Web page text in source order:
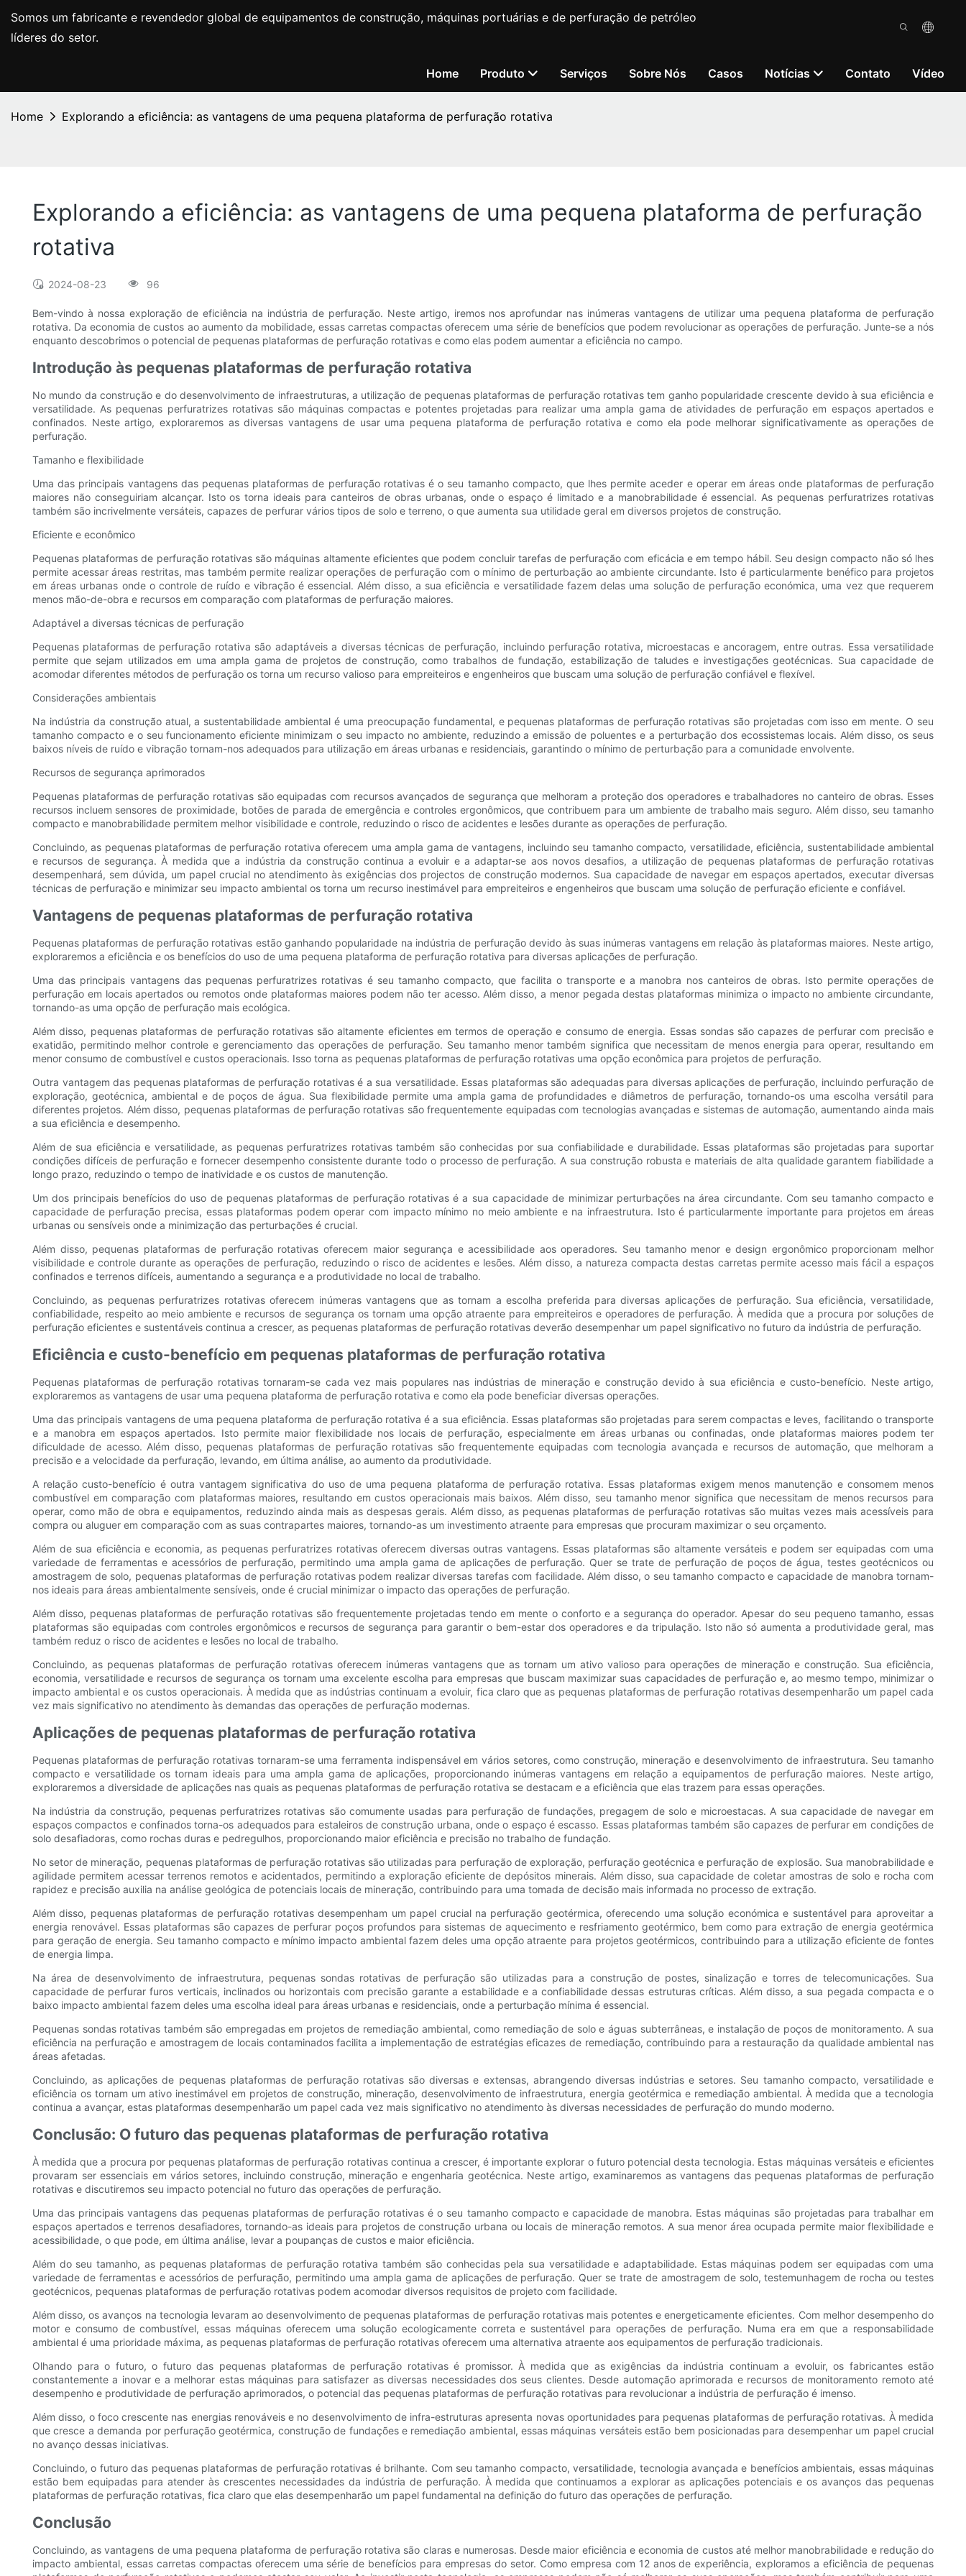
Somos um fabricante e revendedor global de equipamentos de construção, máquinas portuárias e de perfuração de petróleo
líderes do setor.
Home Produto Serviços Sobre Nós Casos Notícias Contato Vídeo
Home Explorando a eficiência: as vantagens de uma pequena plataforma de perfuração rotativa
Explorando a eficiência: as vantagens de uma pequena plataforma de perfuração
rotativa
2024-08-23 96
Bem-vindo à nossa exploração de eficiência na indústria de perfuração. Neste artigo, iremos nos aprofundar nas inúmeras vantagens de utilizar uma pequena plataforma de perfuração
rotativa. Da economia de custos ao aumento da mobilidade, essas carretas compactas oferecem uma série de benefícios que podem revolucionar as operações de perfuração. Junte-se a nós
enquanto descobrimos o potencial de pequenas plataformas de perfuração rotativas e como elas podem aumentar a eficiência no campo.
Introdução às pequenas plataformas de perfuração rotativa
No mundo da construção e do desenvolvimento de infraestruturas, a utilização de pequenas plataformas de perfuração rotativas tem ganho popularidade crescente devido à sua eficiência e
versatilidade. As pequenas perfuratrizes rotativas são máquinas compactas e potentes projetadas para realizar uma ampla gama de atividades de perfuração em espaços apertados e
confinados. Neste artigo, exploraremos as diversas vantagens de usar uma pequena plataforma de perfuração rotativa e como ela pode melhorar significativamente as operações de
perfuração.
Tamanho e flexibilidade
Uma das principais vantagens das pequenas plataformas de perfuração rotativas é o seu tamanho compacto, que lhes permite aceder e operar em áreas onde plataformas de perfuração
maiores não conseguiriam alcançar. Isto os torna ideais para canteiros de obras urbanas, onde o espaço é limitado e a manobrabilidade é essencial. As pequenas perfuratrizes rotativas
também são incrivelmente versáteis, capazes de perfurar vários tipos de solo e terreno, o que aumenta sua utilidade geral em diversos projetos de construção.
Eficiente e econômico
Pequenas plataformas de perfuração rotativas são máquinas altamente eficientes que podem concluir tarefas de perfuração com eficácia e em tempo hábil. Seu design compacto não só lhes
permite acessar áreas restritas, mas também permite realizar operações de perfuração com o mínimo de perturbação ao ambiente circundante. Isto é particularmente benéfico para projetos
em áreas urbanas onde o controle de ruído e vibração é essencial. Além disso, a sua eficiência e versatilidade fazem delas uma solução de perfuração económica, uma vez que requerem
menos mão-de-obra e recursos em comparação com plataformas de perfuração maiores.
Adaptável a diversas técnicas de perfuração
Pequenas plataformas de perfuração rotativa são adaptáveis ​​a diversas técnicas de perfuração, incluindo perfuração rotativa, microestacas e ancoragem, entre outras. Essa versatilidade
permite que sejam utilizados em uma ampla gama de projetos de construção, como trabalhos de fundação, estabilização de taludes e investigações geotécnicas. Sua capacidade de
acomodar diferentes métodos de perfuração os torna um recurso valioso para empreiteiros e engenheiros que buscam uma solução de perfuração confiável e flexível.
Considerações ambientais
Na indústria da construção atual, a sustentabilidade ambiental é uma preocupação fundamental, e pequenas plataformas de perfuração rotativas são projetadas com isso em mente. O seu
tamanho compacto e o seu funcionamento eficiente minimizam o seu impacto no ambiente, reduzindo a emissão de poluentes e a perturbação dos ecossistemas locais. Além disso, os seus
baixos níveis de ruído e vibração tornam-nos adequados para utilização em áreas urbanas e residenciais, garantindo o mínimo de perturbação para a comunidade envolvente.
Recursos de segurança aprimorados
Pequenas plataformas de perfuração rotativas são equipadas com recursos avançados de segurança que melhoram a proteção dos operadores e trabalhadores no canteiro de obras. Esses
recursos incluem sensores de proximidade, botões de parada de emergência e controles ergonômicos, que contribuem para um ambiente de trabalho mais seguro. Além disso, seu tamanho
compacto e manobrabilidade permitem melhor visibilidade e controle, reduzindo o risco de acidentes e lesões durante as operações de perfuração.
Concluindo, as pequenas plataformas de perfuração rotativa oferecem uma ampla gama de vantagens, incluindo seu tamanho compacto, versatilidade, eficiência, sustentabilidade ambiental
e recursos de segurança. À medida que a indústria da construção continua a evoluir e a adaptar-se aos novos desafios, a utilização de pequenas plataformas de perfuração rotativas
desempenhará, sem dúvida, um papel crucial no atendimento às exigências dos projectos de construção modernos. Sua capacidade de navegar em espaços apertados, executar diversas
técnicas de perfuração e minimizar seu impacto ambiental os torna um recurso inestimável para empreiteiros e engenheiros que buscam uma solução de perfuração eficiente e confiável.
Vantagens de pequenas plataformas de perfuração rotativa
Pequenas plataformas de perfuração rotativas estão ganhando popularidade na indústria de perfuração devido às suas inúmeras vantagens em relação às plataformas maiores. Neste artigo,
exploraremos a eficiência e os benefícios do uso de uma pequena plataforma de perfuração rotativa para diversas aplicações de perfuração.
Uma das principais vantagens das pequenas perfuratrizes rotativas é seu tamanho compacto, que facilita o transporte e a manobra nos canteiros de obras. Isto permite operações de
perfuração em locais apertados ou remotos onde plataformas maiores podem não ter acesso. Além disso, a menor pegada destas plataformas minimiza o impacto no ambiente circundante,
tornando-as uma opção de perfuração mais ecológica.
Além disso, pequenas plataformas de perfuração rotativas são altamente eficientes em termos de operação e consumo de energia. Essas sondas são capazes de perfurar com precisão e
exatidão, permitindo melhor controle e gerenciamento das operações de perfuração. Seu tamanho menor também significa que necessitam de menos energia para operar, resultando em
menor consumo de combustível e custos operacionais. Isso torna as pequenas plataformas de perfuração rotativas uma opção econômica para projetos de perfuração.
Outra vantagem das pequenas plataformas de perfuração rotativas é a sua versatilidade. Essas plataformas são adequadas para diversas aplicações de perfuração, incluindo perfuração de
exploração, geotécnica, ambiental e de poços de água. Sua flexibilidade permite uma ampla gama de profundidades e diâmetros de perfuração, tornando-os uma escolha versátil para
diferentes projetos. Além disso, pequenas plataformas de perfuração rotativas são frequentemente equipadas com tecnologias avançadas e sistemas de automação, aumentando ainda mais
a sua eficiência e desempenho.
Além de sua eficiência e versatilidade, as pequenas perfuratrizes rotativas também são conhecidas por sua confiabilidade e durabilidade. Essas plataformas são projetadas para suportar
condições difíceis de perfuração e fornecer desempenho consistente durante todo o processo de perfuração. A sua construção robusta e materiais de alta qualidade garantem fiabilidade a
longo prazo, reduzindo o tempo de inatividade e os custos de manutenção.
Um dos principais benefícios do uso de pequenas plataformas de perfuração rotativas é a sua capacidade de minimizar perturbações na área circundante. Com seu tamanho compacto e
capacidade de perfuração precisa, essas plataformas podem operar com impacto mínimo no meio ambiente e na infraestrutura. Isto é particularmente importante para projetos em áreas
urbanas ou sensíveis onde a minimização das perturbações é crucial.
Além disso, pequenas plataformas de perfuração rotativas oferecem maior segurança e acessibilidade aos operadores. Seu tamanho menor e design ergonômico proporcionam melhor
visibilidade e controle durante as operações de perfuração, reduzindo o risco de acidentes e lesões. Além disso, a natureza compacta destas carretas permite acesso mais fácil a espaços
confinados e terrenos difíceis, aumentando a segurança e a produtividade no local de trabalho.
Concluindo, as pequenas perfuratrizes rotativas oferecem inúmeras vantagens que as tornam a escolha preferida para diversas aplicações de perfuração. Sua eficiência, versatilidade,
confiabilidade, respeito ao meio ambiente e recursos de segurança os tornam uma opção atraente para empreiteiros e operadores de perfuração. À medida que a procura por soluções de
perfuração eficientes e sustentáveis ​​continua a crescer, as pequenas plataformas de perfuração rotativas deverão desempenhar um papel significativo no futuro da indústria de perfuração.
Eficiência e custo-benefício em pequenas plataformas de perfuração rotativa
Pequenas plataformas de perfuração rotativas tornaram-se cada vez mais populares nas indústrias de mineração e construção devido à sua eficiência e custo-benefício. Neste artigo,
exploraremos as vantagens de usar uma pequena plataforma de perfuração rotativa e como ela pode beneficiar diversas operações.
Uma das principais vantagens de uma pequena plataforma de perfuração rotativa é a sua eficiência. Essas plataformas são projetadas para serem compactas e leves, facilitando o transporte
e a manobra em espaços apertados. Isto permite maior flexibilidade nos locais de perfuração, especialmente em áreas urbanas ou confinadas, onde plataformas maiores podem ter
dificuldade de acesso. Além disso, pequenas plataformas de perfuração rotativas são frequentemente equipadas com tecnologia avançada e recursos de automação, que melhoram a
precisão e a velocidade da perfuração, levando, em última análise, ao aumento da produtividade.
A relação custo-benefício é outra vantagem significativa do uso de uma pequena plataforma de perfuração rotativa. Essas plataformas exigem menos manutenção e consomem menos
combustível em comparação com plataformas maiores, resultando em custos operacionais mais baixos. Além disso, seu tamanho menor significa que necessitam de menos recursos para
operar, como mão de obra e equipamentos, reduzindo ainda mais as despesas gerais. Além disso, as pequenas plataformas de perfuração rotativas são muitas vezes mais acessíveis para
compra ou aluguer em comparação com as suas contrapartes maiores, tornando-as um investimento atraente para empresas que procuram maximizar o seu orçamento.
Além de sua eficiência e economia, as pequenas perfuratrizes rotativas oferecem diversas outras vantagens. Essas plataformas são altamente versáteis e podem ser equipadas com uma
variedade de ferramentas e acessórios de perfuração, permitindo uma ampla gama de aplicações de perfuração. Quer se trate de perfuração de poços de água, testes geotécnicos ou
amostragem de solo, pequenas plataformas de perfuração rotativas podem realizar diversas tarefas com facilidade. Além disso, o seu tamanho compacto e capacidade de manobra tornam-
nos ideais para áreas ambientalmente sensíveis, onde é crucial minimizar o impacto das operações de perfuração.
Além disso, pequenas plataformas de perfuração rotativas são frequentemente projetadas tendo em mente o conforto e a segurança do operador. Apesar do seu pequeno tamanho, essas
plataformas são equipadas com controles ergonômicos e recursos de segurança para garantir o bem-estar dos operadores e da tripulação. Isto não só aumenta a produtividade geral, mas
também reduz o risco de acidentes e lesões no local de trabalho.
Concluindo, as pequenas plataformas de perfuração rotativas oferecem inúmeras vantagens que as tornam um ativo valioso para operações de mineração e construção. Sua eficiência,
economia, versatilidade e recursos de segurança os tornam uma excelente escolha para empresas que buscam maximizar suas capacidades de perfuração e, ao mesmo tempo, minimizar o
impacto ambiental e os custos operacionais. À medida que as indústrias continuam a evoluir, fica claro que as pequenas plataformas de perfuração rotativas desempenharão um papel cada
vez mais significativo no atendimento às demandas das operações de perfuração modernas.
Aplicações de pequenas plataformas de perfuração rotativa
Pequenas plataformas de perfuração rotativas tornaram-se uma ferramenta indispensável em vários setores, como construção, mineração e desenvolvimento de infraestrutura. Seu tamanho
compacto e versatilidade os tornam ideais para uma ampla gama de aplicações, proporcionando inúmeras vantagens em relação a equipamentos de perfuração maiores. Neste artigo,
exploraremos a diversidade de aplicações nas quais as pequenas plataformas de perfuração rotativa se destacam e a eficiência que elas trazem para essas operações.
Na indústria da construção, pequenas perfuratrizes rotativas são comumente usadas para perfuração de fundações, pregagem de solo e microestacas. A sua capacidade de navegar em
espaços compactos e confinados torna-os adequados para estaleiros de construção urbana, onde o espaço é escasso. Essas plataformas também são capazes de perfurar em condições de
solo desafiadoras, como rochas duras e pedregulhos, proporcionando maior eficiência e precisão no trabalho de fundação.
No setor de mineração, pequenas plataformas de perfuração rotativas são utilizadas para perfuração de exploração, perfuração geotécnica e perfuração de explosão. Sua manobrabilidade e
agilidade permitem acessar terrenos remotos e acidentados, permitindo a exploração eficiente de depósitos minerais. Além disso, sua capacidade de coletar amostras de solo e rocha com
rapidez e precisão auxilia na análise geológica de potenciais locais de mineração, contribuindo para uma tomada de decisão mais informada no processo de extração.
Além disso, pequenas plataformas de perfuração rotativas desempenham um papel crucial na perfuração geotérmica, oferecendo uma solução económica e sustentável para aproveitar a
energia renovável. Essas plataformas são capazes de perfurar poços profundos para sistemas de aquecimento e resfriamento geotérmico, bem como para extração de energia geotérmica
para geração de energia. Seu tamanho compacto e mínimo impacto ambiental fazem deles uma opção atraente para projetos geotérmicos, contribuindo para a utilização eficiente de fontes
de energia limpa.
Na área de desenvolvimento de infraestrutura, pequenas sondas rotativas de perfuração são utilizadas para a construção de postes, sinalização e torres de telecomunicações. Sua
capacidade de perfurar furos verticais, inclinados ou horizontais com precisão garante a estabilidade e a confiabilidade dessas estruturas críticas. Além disso, a sua pegada compacta e o
baixo impacto ambiental fazem deles uma escolha ideal para áreas urbanas e residenciais, onde a perturbação mínima é essencial.
Pequenas sondas rotativas também são empregadas em projetos de remediação ambiental, como remediação de solo e águas subterrâneas, e instalação de poços de monitoramento. A sua
eficiência na perfuração e amostragem de locais contaminados facilita a implementação de estratégias eficazes de remediação, contribuindo para a restauração da qualidade ambiental nas
áreas afetadas.
Concluindo, as aplicações de pequenas plataformas de perfuração rotativas são diversas e extensas, abrangendo diversas indústrias e setores. Seu tamanho compacto, versatilidade e
eficiência os tornam um ativo inestimável em projetos de construção, mineração, desenvolvimento de infraestrutura, energia geotérmica e remediação ambiental. À medida que a tecnologia
continua a avançar, estas plataformas desempenharão um papel cada vez mais significativo no atendimento às diversas necessidades de perfuração do mundo moderno.
Conclusão: O futuro das pequenas plataformas de perfuração rotativa
À medida que a procura por pequenas plataformas de perfuração rotativas continua a crescer, é importante explorar o futuro potencial desta tecnologia. Estas máquinas versáteis e eficientes
provaram ser essenciais em vários setores, incluindo construção, mineração e engenharia geotécnica. Neste artigo, examinaremos as vantagens das pequenas plataformas de perfuração
rotativas e discutiremos seu impacto potencial no futuro das operações de perfuração.
Uma das principais vantagens das pequenas plataformas de perfuração rotativas é o seu tamanho compacto e capacidade de manobra. Estas máquinas são projetadas para trabalhar em
espaços apertados e terrenos desafiadores, tornando-as ideais para projetos de construção urbana ou locais de mineração remotos. A sua menor área ocupada permite maior flexibilidade e
acessibilidade, o que pode, em última análise, levar a poupanças de custos e maior eficiência.
Além do seu tamanho, as pequenas plataformas de perfuração rotativa também são conhecidas pela sua versatilidade e adaptabilidade. Estas máquinas podem ser equipadas com uma
variedade de ferramentas e acessórios de perfuração, permitindo uma ampla gama de aplicações de perfuração. Quer se trate de amostragem de solo, testemunhagem de rocha ou testes
geotécnicos, pequenas plataformas de perfuração rotativas podem acomodar diversos requisitos de projeto com facilidade.
Além disso, os avanços na tecnologia levaram ao desenvolvimento de pequenas plataformas de perfuração rotativas mais potentes e energeticamente eficientes. Com melhor desempenho do
motor e consumo de combustível, essas máquinas oferecem uma solução ecologicamente correta e sustentável para operações de perfuração. Numa era em que a responsabilidade
ambiental é uma prioridade máxima, as pequenas plataformas de perfuração rotativas oferecem uma alternativa atraente aos equipamentos de perfuração tradicionais.
Olhando para o futuro, o futuro das pequenas plataformas de perfuração rotativas é promissor. À medida que as exigências da indústria continuam a evoluir, os fabricantes estão
constantemente a inovar e a melhorar estas máquinas para satisfazer as diversas necessidades dos seus clientes. Desde automação aprimorada e recursos de monitoramento remoto até
desempenho e produtividade de perfuração aprimorados, o potencial das pequenas plataformas de perfuração rotativas para revolucionar a indústria de perfuração é imenso.
Além disso, o foco crescente nas energias renováveis ​​e no desenvolvimento de infra-estruturas apresenta novas oportunidades para pequenas plataformas de perfuração rotativas. À medida
que cresce a demanda por perfuração geotérmica, construção de fundações e remediação ambiental, essas máquinas versáteis estão bem posicionadas para desempenhar um papel crucial
no avanço dessas iniciativas.
Concluindo, o futuro das pequenas plataformas de perfuração rotativas é brilhante. Com seu tamanho compacto, versatilidade, tecnologia avançada e benefícios ambientais, essas máquinas
estão bem equipadas para atender às crescentes necessidades da indústria de perfuração. À medida que continuamos a explorar as aplicações potenciais e os avanços das pequenas
plataformas de perfuração rotativas, fica claro que elas desempenharão um papel fundamental na definição do futuro das operações de perfuração.
Conclusão
Concluindo, as vantagens de uma pequena plataforma de perfuração rotativa são claras e numerosas. Desde maior eficiência e economia de custos até melhor manobrabilidade e redução do
impacto ambiental, essas carretas compactas oferecem uma série de benefícios para empresas do setor. Como empresa com 12 anos de experiência, exploramos a eficiência de pequenas